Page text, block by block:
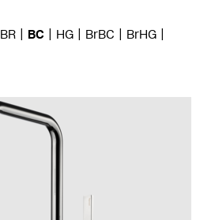
BR BC HG BrBC
BrHG